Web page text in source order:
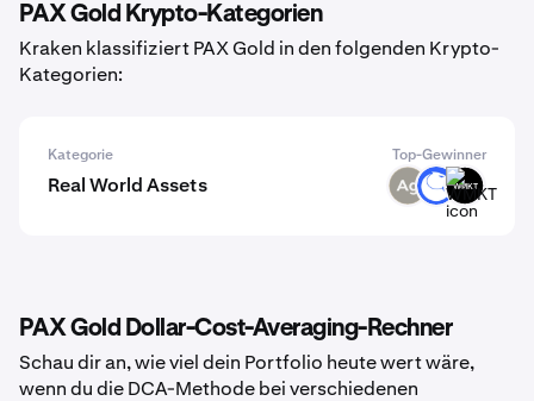
PAX Gold Krypto-Kategorien
Kraken klassifiziert PAX Gold in den folgenden Krypto-
Kategorien:
Kategorie Top-Gewinner
Real World Assets SLVR ANT WMKT
PAX Gold Dollar-Cost-Averaging-Rechner
Schau dir an, wie viel dein Portfolio heute wert wäre,
wenn du die DCA-Methode bei verschiedenen